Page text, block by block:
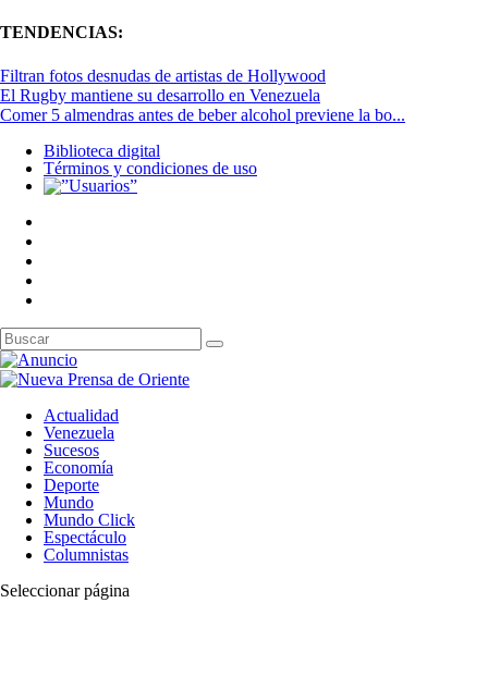
TENDENCIAS:
Filtran fotos desnudas de artistas de Hollywood
El Rugby mantiene su desarrollo en Venezuela
Comer 5 almendras antes de beber alcohol previene la bo...
Biblioteca digital
Términos y condiciones de uso
Actualidad
Venezuela
Sucesos
Economía
Deporte
Mundo
Mundo Click
Espectáculo
Columnistas
Seleccionar página